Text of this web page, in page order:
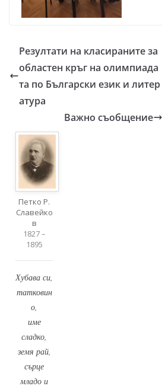
Резултати на класираните за
областен кръг на олимпиада
та по Български език и литер
атура
Важно съобщение
Петко Р.
Славейко
в
1827 –
1895
Хубава си,
татковин
о,
име
сладко,
земя рай,
сърце
младо и